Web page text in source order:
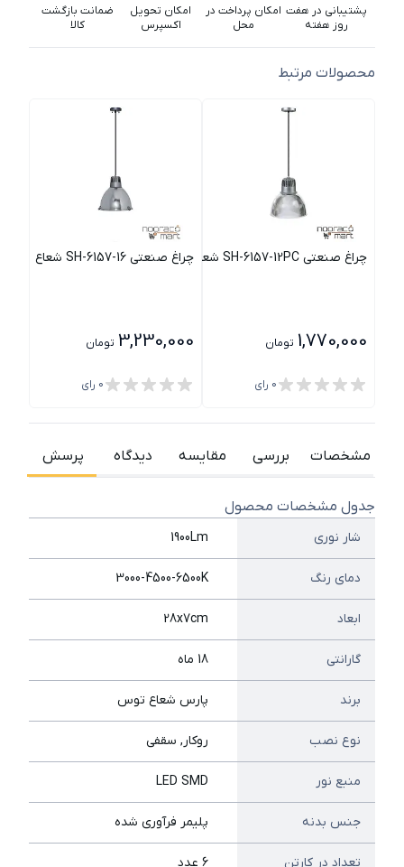
پشتیبانی در هفت
روز هفته
امکان پرداخت در
محل
امکان تحویل
اکسپرس
ضمانت بازگشت
کالا
محصولات مرتبط
چراغ صنعتی SH-6157-12PC شعاع
1,770,000 تومان
0 رای
چراغ صنعتی SH-6157-16 شعاع
3,230,000 تومان
0 رای
مشخصات بررسی مقایسه دیدگاه پرسش
جدول مشخصات محصول
شار نوری 1900Lm
دمای رنگ 3000-4500-6500K
ابعاد 28x7cm
گارانتی 18 ماه
برند پارس شعاع توس
نوع نصب روکار, سقفی
منبع نور LED SMD
جنس بدنه پليمر فرآوري شده
تعداد در کارتن 6 عدد